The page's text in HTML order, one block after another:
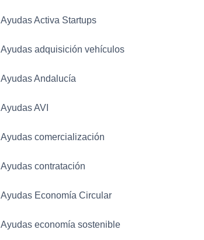
Ayudas Activa Startups
Ayudas adquisición vehículos
Ayudas Andalucía
Ayudas AVI
Ayudas comercialización
Ayudas contratación
Ayudas Economía Circular
Ayudas economía sostenible